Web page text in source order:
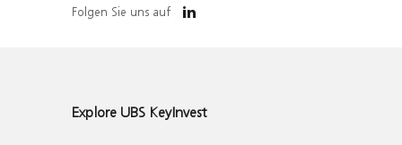
Folgen Sie uns auf
Explore UBS KeyInvest